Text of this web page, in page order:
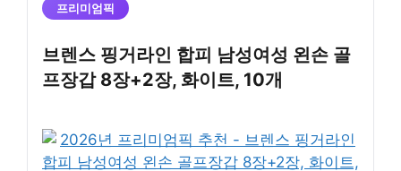
프리미엄픽
브렌스 핑거라인 합피 남성여성 왼손 골
프장갑 8장+2장, 화이트, 10개